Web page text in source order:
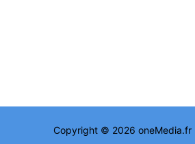
Copyright © 2026 oneMedia.fr